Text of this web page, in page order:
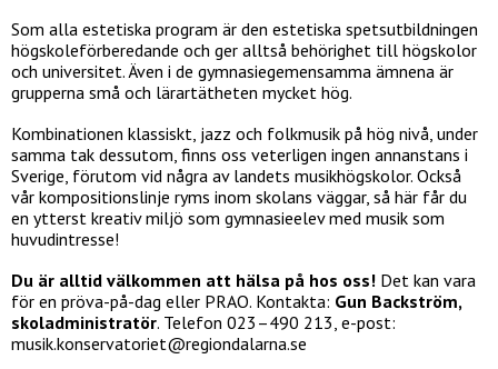
Som alla estetiska program är den estetiska spetsutbildningen
högskoleförberedande och ger alltså behörighet till högskolor
och universitet. Även i de gymnasiegemensamma ämnena är
grupperna små och lärartätheten mycket hög.
Kombinationen klassiskt, jazz och folkmusik på hög nivå, under
samma tak dessutom, finns oss veterligen ingen annanstans i
Sverige, förutom vid några av landets musikhögskolor. Också
vår kompositionslinje ryms inom skolans väggar, så här får du
en ytterst kreativ miljö som gymnasieelev med musik som
huvudintresse!
Du är alltid välkommen att hälsa på hos oss! Det kan vara
för en pröva-på-dag eller PRAO. Kontakta: Gun Backström,
skoladministratör. Telefon 023–490 213, e-post:
musik.konservatoriet@regiondalarna.se